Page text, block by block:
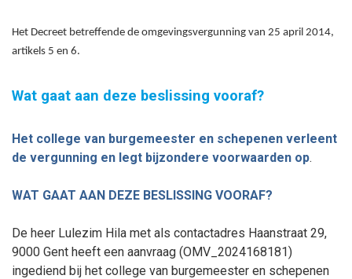
Het Decreet betreffende de omgevingsvergunning van 25 april 2014,
artikels 5 en 6.
Wat gaat aan deze beslissing vooraf?
Het college van burgemeester en schepenen verleent
de vergunning en legt bijzondere voorwaarden op.
WAT GAAT AAN DEZE BESLISSING VOORAF?
De heer Lulezim Hila met als contactadres Haanstraat 29,
9000 Gent heeft een aanvraag (OMV_2024168181)
ingediend bij het college van burgemeester en schepenen